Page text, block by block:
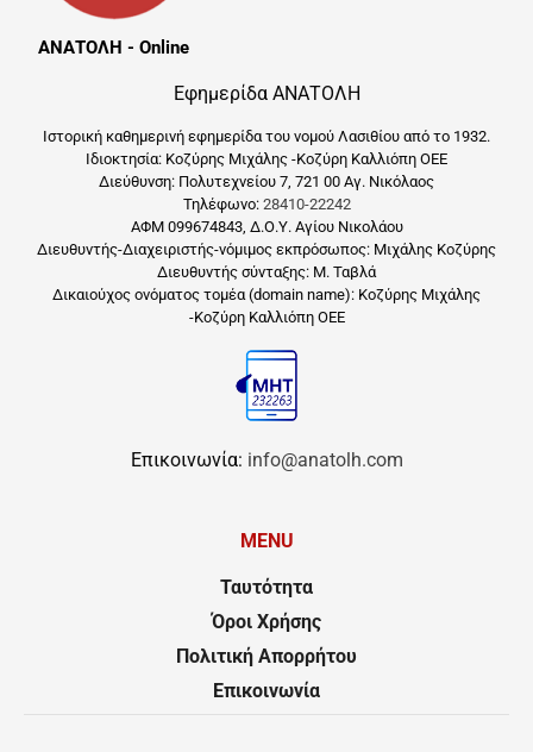
ΑΝΑΤΟΛΗ - Online
Εφημερίδα ΑΝΑΤΟΛΗ
Ιστορική καθημερινή εφημερίδα του νομού Λασιθίου από το 1932.
Ιδιοκτησία: Κοζύρης Μιχάλης -Κοζύρη Καλλιόπη ΟΕΕ
Διεύθυνση: Πολυτεχνείου 7, 721 00 Αγ. Νικόλαος
Τηλέφωνο: 28410-22242
ΑΦΜ 099674843, Δ.Ο.Υ. Αγίου Νικολάου
Διευθυντής-Διαχειριστής-νόμιμος εκπρόσωπος: Μιχάλης Κοζύρης
Διευθυντής σύνταξης: Μ. Ταβλά
Δικαιούχος ονόματος τομέα (domain name): Κοζύρης Μιχάλης
-Κοζύρη Καλλιόπη ΟΕΕ
Επικοινωνία: info@anatolh.com
MENU
Ταυτότητα
Όροι Χρήσης
Πολιτική Απορρήτου
Επικοινωνία